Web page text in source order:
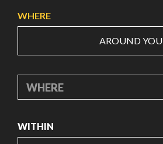
WHERE
AROUND YOU
WHERE
WITHIN